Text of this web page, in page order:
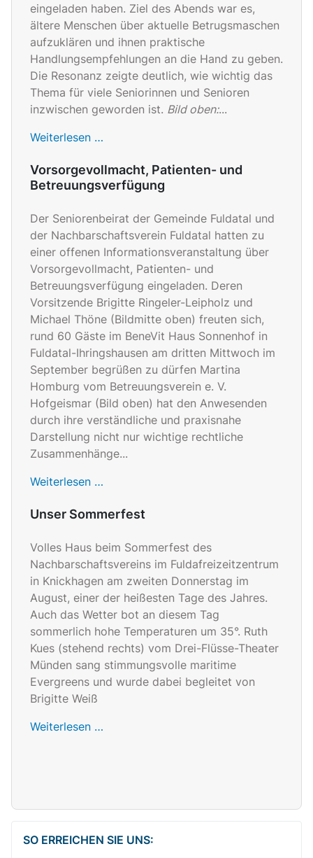
eingeladen haben. Ziel des Abends war es,
ältere Menschen über aktuelle Betrugsmaschen
aufzuklären und ihnen praktische
Handlungsempfehlungen an die Hand zu geben.
Die Resonanz zeigte deutlich, wie wichtig das
Thema für viele Seniorinnen und Senioren
inzwischen geworden ist. Bild oben:...
Weiterlesen …
Vorsorgevollmacht, Patienten- und
Betreuungsverfügung
Der Seniorenbeirat der Gemeinde Fuldatal und
der Nachbarschaftsverein Fuldatal hatten zu
einer offenen Informationsveranstaltung über
Vorsorgevollmacht, Patienten- und
Betreuungsverfügung eingeladen. Deren
Vorsitzende Brigitte Ringeler-Leipholz und
Michael Thöne (Bildmitte oben) freuten sich,
rund 60 Gäste im BeneVit Haus Sonnenhof in
Fuldatal-Ihringshausen am dritten Mittwoch im
September begrüßen zu dürfen Martina
Homburg vom Betreuungsverein e. V.
Hofgeismar (Bild oben) hat den Anwesenden
durch ihre verständliche und praxisnahe
Darstellung nicht nur wichtige rechtliche
Zusammenhänge...
Weiterlesen …
Unser Sommerfest
Volles Haus beim Sommerfest des
Nachbarschaftsvereins im Fuldafreizeitzentrum
in Knickhagen am zweiten Donnerstag im
August, einer der heißesten Tage des Jahres.
Auch das Wetter bot an diesem Tag
sommerlich hohe Temperaturen um 35°. Ruth
Kues (stehend rechts) vom Drei-Flüsse-Theater
Münden sang stimmungsvolle maritime
Evergreens und wurde dabei begleitet von
Brigitte Weiß
Weiterlesen …
SO ERREICHEN SIE UNS: